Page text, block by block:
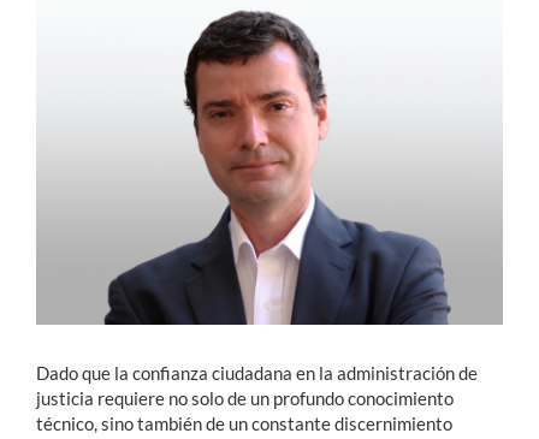
Formación Continua
English
Dado que la confianza ciudadana en la administración de
justicia requiere no solo de un profundo conocimiento
técnico, sino también de un constante discernimiento